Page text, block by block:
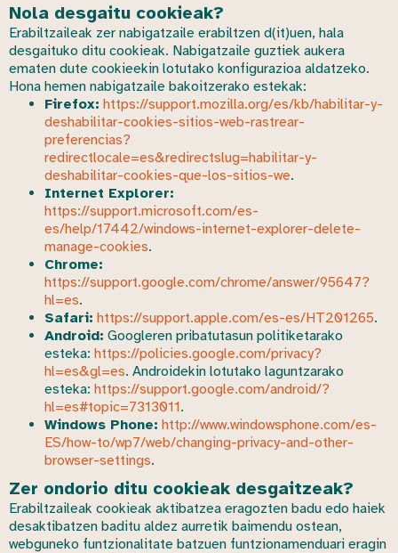
Nola desgaitu cookieak?
Erabiltzaileak zer nabigatzaile erabiltzen d(it)uen, hala
desgaituko ditu cookieak. Nabigatzaile guztiek aukera
ematen dute cookieekin lotutako konfigurazioa aldatzeko.
Hona hemen nabigatzaile bakoitzerako estekak:
Firefox: https://support.mozilla.org/es/kb/habilitar-y-
deshabilitar-cookies-sitios-web-rastrear-
preferencias?
redirectlocale=es&redirectslug=habilitar-y-
deshabilitar-cookies-que-los-sitios-we.
Internet Explorer:
https://support.microsoft.com/es-
es/help/17442/windows-internet-explorer-delete-
manage-cookies.
Chrome:
https://support.google.com/chrome/answer/95647?
hl=es.
Safari: https://support.apple.com/es-es/HT201265.
Android: Googleren pribatutasun politiketarako
esteka: https://policies.google.com/privacy?
hl=es&gl=es. Androidekin lotutako laguntzarako
esteka: https://support.google.com/android/?
hl=es#topic=7313011.
Windows Phone: http://www.windowsphone.com/es-
ES/how-to/wp7/web/changing-privacy-and-other-
browser-settings.
Zer ondorio ditu cookieak desgaitzeak?
Erabiltzaileak cookieak aktibatzea eragozten badu edo haiek
desaktibatzen baditu aldez aurretik baimendu ostean,
webguneko funtzionalitate batzuen funtzionamenduari eragin